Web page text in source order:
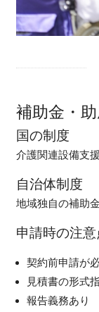
補助金・
国の制度
介護関連設備支
自治体制度
地域独自の補助
申請時の注意
契約前申請が
見積書の形式
報告義務あり